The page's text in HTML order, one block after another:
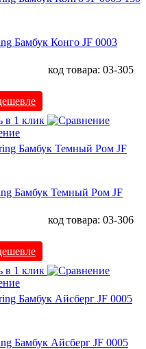
Бамбук Конго JF 0003
код товара: 03-305
в 1 клик
Бамбук Темный Ром JF
код товара: 03-306
в 1 клик
Бамбук Айсберг JF 0005